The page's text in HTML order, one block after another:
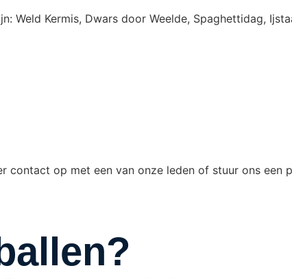
Weld Kermis, Dwars door Weelde, Spaghettidag,
contact op met een van onze leden of stuur ons een